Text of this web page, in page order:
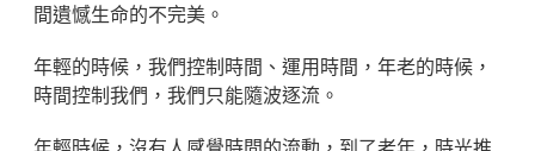
間遺憾生命的不完美。
年輕的時候，我們控制時間、運用時間，年老的時候，
時間控制我們，我們只能隨波逐流。